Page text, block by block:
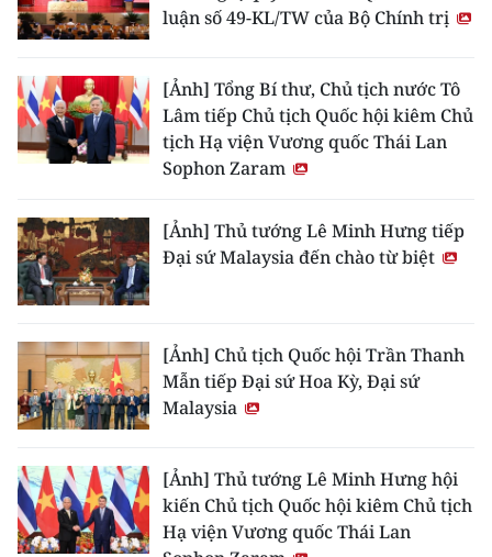
luận số 49-KL/TW của Bộ Chính trị
[Ảnh] Tổng Bí thư, Chủ tịch nước Tô
Lâm tiếp Chủ tịch Quốc hội kiêm Chủ
tịch Hạ viện Vương quốc Thái Lan
Sophon Zaram
[Ảnh] Thủ tướng Lê Minh Hưng tiếp
Đại sứ Malaysia đến chào từ biệt
[Ảnh] Chủ tịch Quốc hội Trần Thanh
Mẫn tiếp Đại sứ Hoa Kỳ, Đại sứ
Malaysia
[Ảnh] Thủ tướng Lê Minh Hưng hội
kiến Chủ tịch Quốc hội kiêm Chủ tịch
Hạ viện Vương quốc Thái Lan